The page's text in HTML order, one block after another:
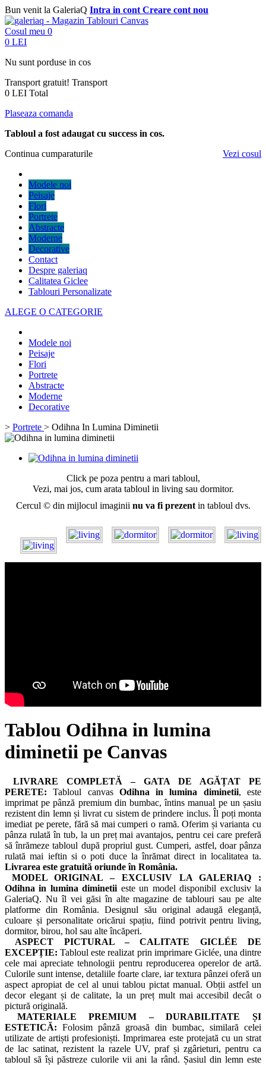
Bun venit la GaleriaQ Intra in cont Creare cont nou
Cosul meu 0
0 LEI
Nu sunt porduse in cos
Transport gratuit! Transport
0 LEI Total
Plaseaza comanda
Tabloul a fost adaugat cu success in cos.
Continua cumparaturile
Vezi cosul
Modele noi
Peisaje
Flori
Portrete
Abstracte
Moderne
Decorative
Contact
Despre galeriaq
Calitatea Giclee
Tablouri Personalizate
ALEGE O CATEGORIE
Modele noi
Peisaje
Flori
Portrete
Abstracte
Moderne
Decorative
> Portrete > Odihna In Lumina Diminetii
Click pe poza pentru a mari tabloul,
Vezi, mai jos, cum arata tabloul in living sau dormitor.
Cercul © din mijlocul imaginii nu va fi prezentin tabloul dvs.
Tablou Odihna in lumina
diminetii pe Canvas
LIVRARE COMPLETĂ – GATA DE AGĂȚAT PE
PERETE:Tabloul canvas Odihna in lumina diminetii, este
imprimat pe pânză premium din bumbac, întins manual pe un șasiu
rezistent din lemn și livrat cu sistem de prindere inclus. Îl poți monta
imediat pe perete, fără să mai cumperi o ramă. Oferim și varianta cu
pânza rulată în tub, la un preț mai avantajos, pentru cei care preferă
să înrămeze tabloul după propriul gust. Cumperi, astfel, doar pânza
rulată mai ieftin si o poti duce la înrămat direct in localitatea ta.
Livrarea este gratuită oriunde în România.
MODEL ORIGINAL – EXCLUSIV LA GALERIAQ :
Odihna in lumina diminetii este un model disponibil exclusiv la
GaleriaQ. Nu îl vei găsi în alte magazine de tablouri sau pe alte
platforme din România. Designul său original adaugă eleganță,
culoare și personalitate oricărui spațiu, fiind potrivit pentru living,
dormitor, birou, hol sau alte încăperi.
ASPECT PICTURAL – CALITATE GICLÉE DE
EXCEPȚIE: Tabloul este realizat prin imprimare Giclée, una dintre
cele mai apreciate tehnologii pentru reproducerea operelor de artă.
Culorile sunt intense, detaliile foarte clare, iar textura pânzei oferă un
aspect apropiat de cel al unui tablou pictat manual. Obții astfel un
decor elegant și de calitate, la un preț mult mai accesibil decât o
pictură originală.
MATERIALE PREMIUM – DURABILITATE ȘI
ESTETICĂ: Folosim pânză groasă din bumbac, similară celei
utilizate de artiști profesioniști. Imprimarea este protejată cu un strat
de lac satinat, rezistent la razele UV, praf și zgârieturi, pentru ca
tabloul să își păstreze culorile vii ani la rând. Șasiul din lemn este